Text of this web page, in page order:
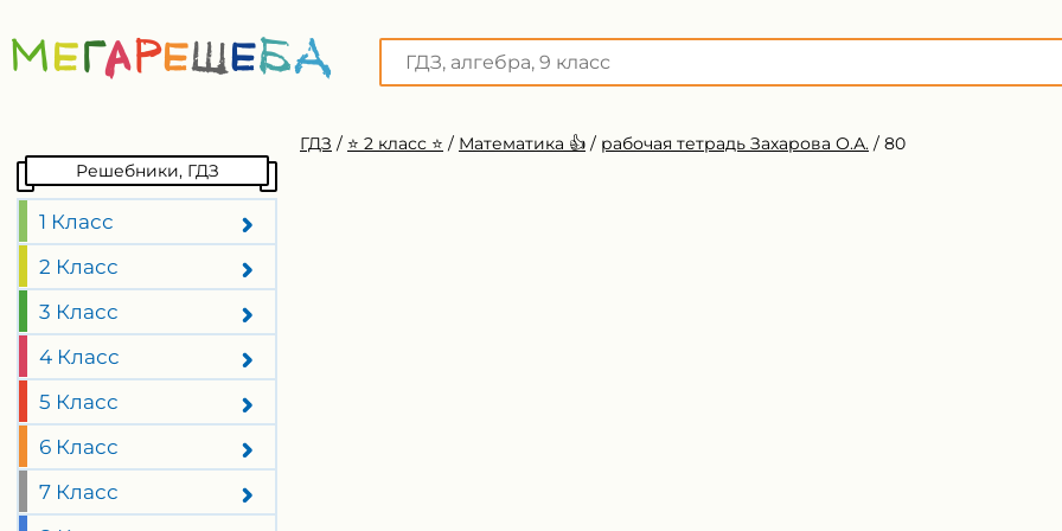
Решебники, ГДЗ
1 Класс
2 Класс
3 Класс
4 Класс
5 Класс
6 Класс
7 Класс
ГДЗ / ⭐️ 2 класс ⭐️ / Математика 👍 / рабочая тетрадь Захарова О.А. / 80